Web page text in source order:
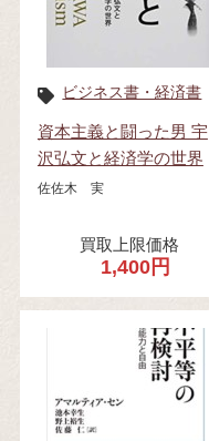
ビジネス書・経済書
資本主義と闘った男 宇
沢弘文と経済学の世界
佐佐木 実
買取上限価格
1,400円